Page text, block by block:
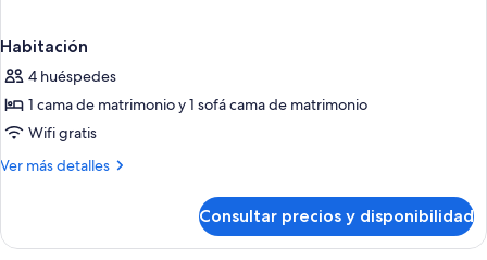
Habitación
4 huéspedes
1 cama de matrimonio y 1 sofá cama de matrimonio
Wifi gratis
Ver más detalles
Más
Consultar precios y disponibilidad